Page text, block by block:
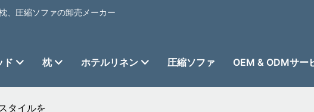
、圧縮ソファの卸売メーカー
ド 枕 ホテルリネン 圧縮ソファ OEM & ODMサー
タイルを